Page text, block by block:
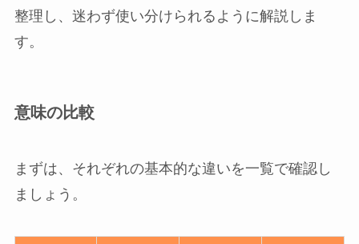
整理し、迷わず使い分けられるように解説しま
す。
意味の比較
まずは、それぞれの基本的な違いを一覧で確認し
ましょう。